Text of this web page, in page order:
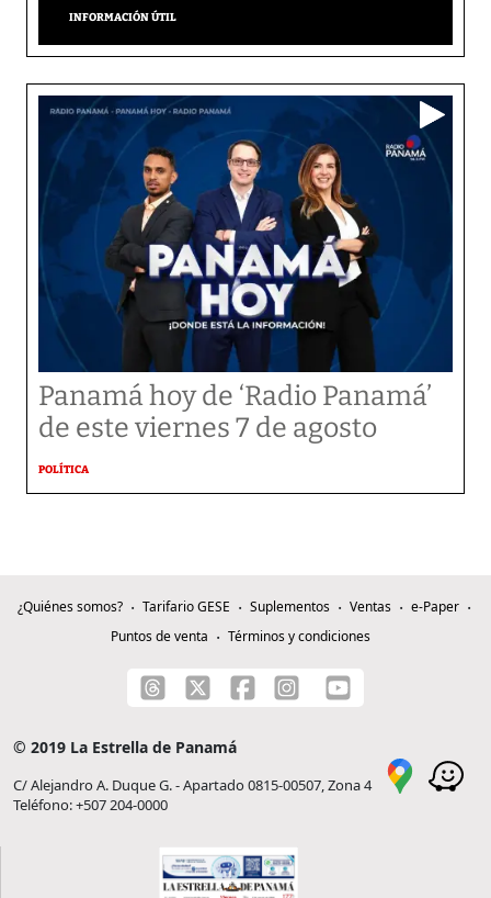
INFORMACIÓN ÚTIL
Panamá hoy de ‘Radio Panamá’
de este viernes 7 de agosto
POLÍTICA
¿Quiénes somos? Tarifario GESE Suplementos Ventas
e-Paper
Puntos de venta
Términos y condiciones
© 2019 La Estrella de Panamá
C/ Alejandro A. Duque G. - Apartado 0815-00507, Zona 4
Teléfono: +507 204-0000